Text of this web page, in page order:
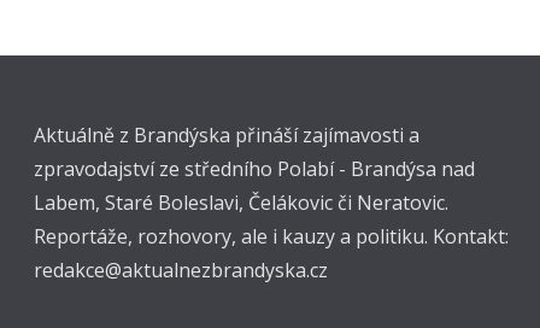
Aktuálně z Brandýska přináší zajímavosti a
zpravodajství ze středního Polabí - Brandýsa nad
Labem, Staré Boleslavi, Čelákovic či Neratovic.
Reportáže, rozhovory, ale i kauzy a politiku. Kontakt:
redakce@aktualnezbrandyska.cz